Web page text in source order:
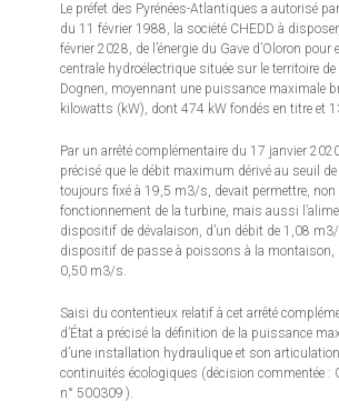
Le préfet des Pyrénées-Atlantiques a autorisé
du 11 février 1988, la société CHEDD à
février 2028, de l’énergie du Gave d’Oloron pour
centrale hydroélectrique située sur le territoire
Dognen, moyennant une puissance maximale
kilowatts (kW), dont 474 kW fondés en titre et
Par un arrêté complémentaire du 17 janvier
précisé que le débit maximum dérivé au seuil de
toujours fixé à 19,5 m3/s, devait permettre, non
fonctionnement de la turbine, mais aussi
dispositif de dévalaison, d’un débit de 1,08
dispositif de passe à poissons à la montaison,
0,50 m3/s.
Saisi du contentieux relatif à cet arrêté
d’État a précisé la définition de la puissance
d’une installation hydraulique et son
continuités écologiques (décision commentée :
n° 500309 ).